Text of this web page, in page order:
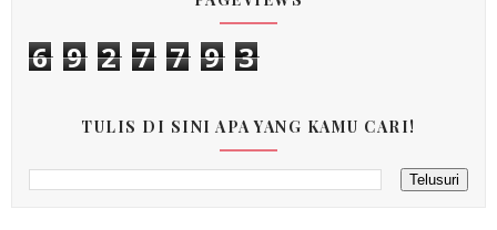
6 9 2 7 7 9 3
TULIS DI SINI APA YANG KAMU CARI!